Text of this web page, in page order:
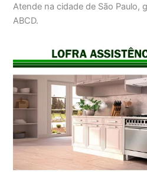
Atende na cidade de São Paulo,
ABCD.